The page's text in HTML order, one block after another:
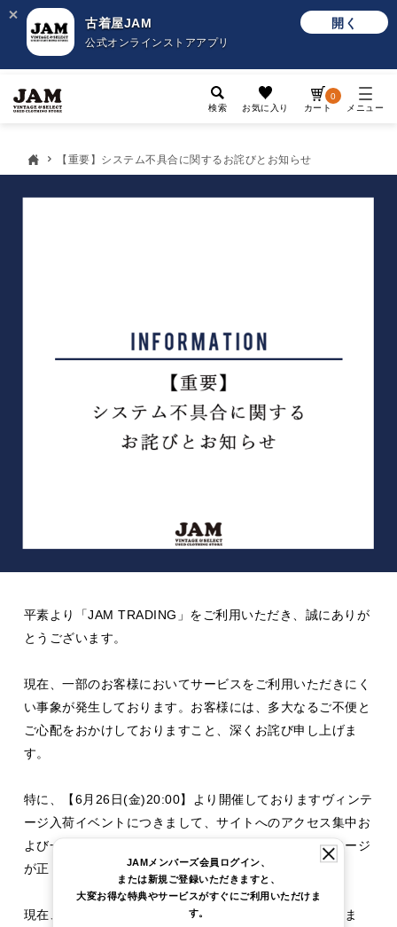
古着屋JAM
公式オンラインストアアプリ
開く
検索 お気に入り カート
0
メニュー
【重要】システム不具合に関するお詫びとお知らせ
平素より「JAM TRADING」をご利用いただき、誠にありが
とうございます。
現在、一部のお客様においてサービスをご利用いただきにく
い事象が発生しております。お客様には、多大なるご不便と
ご心配をおかけしておりますこと、深くお詫び申し上げま
す。
特に、【6月26日(金)20:00】より開催しておりますヴィンテ
ージ入荷イベントにつきまして、サイトへのアクセス集中お
よび一部システムの処理負荷増大の影響により、対象ページ
が正しく表示されない事象が発生しております。
現在、原因の調査および復旧作業を継続して進めておりま
JAMメンバーズ会員ログイン、
または新規ご登録いただきますと、
大変お得な特典やサービスがすぐにご利用いただけま
す。